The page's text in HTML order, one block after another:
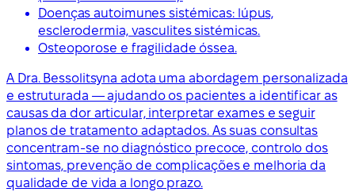
Doenças autoimunes sistémicas: lúpus,
esclerodermia, vasculites sistémicas.
Osteoporose e fragilidade óssea.
A Dra. Bessolitsyna adota uma abordagem personalizada
e estruturada — ajudando os pacientes a identificar as
causas da dor articular, interpretar exames e seguir
planos de tratamento adaptados. As suas consultas
concentram-se no diagnóstico precoce, controlo dos
sintomas, prevenção de complicações e melhoria da
qualidade de vida a longo prazo.